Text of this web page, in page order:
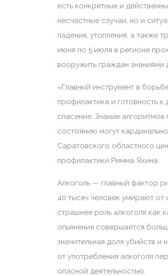
есть конкретные и
несчастные случаи, но и
падения, утопления, а также
июня по 5 июля в регионе
вооружить граждан знаниями
«Главный инструмент в
профилактика и готовность
спасение. Знание
состоянию могут
Саратовского областного
профилактики Римма Яхина.
Алкоголь — главный фактор
40 тысяч человек умирают от
страшнее роль алкоголя как
опьянения совершается
значительная доля убийств и
от употребления алкоголя
опасной деятельностью.